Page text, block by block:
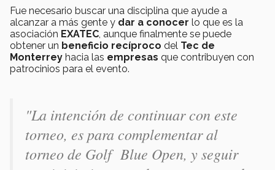
Fue necesario buscar una disciplina que ayude a
alcanzar a más gente y dar a conocer lo que es la
asociación EXATEC, aunque finalmente se puede
obtener un beneficio recíproco del Tec de
Monterrey hacia las empresas que contribuyen con
patrocinios para el evento.
"La intención de continuar con este
torneo, es para complementar al
torneo de Golf Blue Open, y seguir